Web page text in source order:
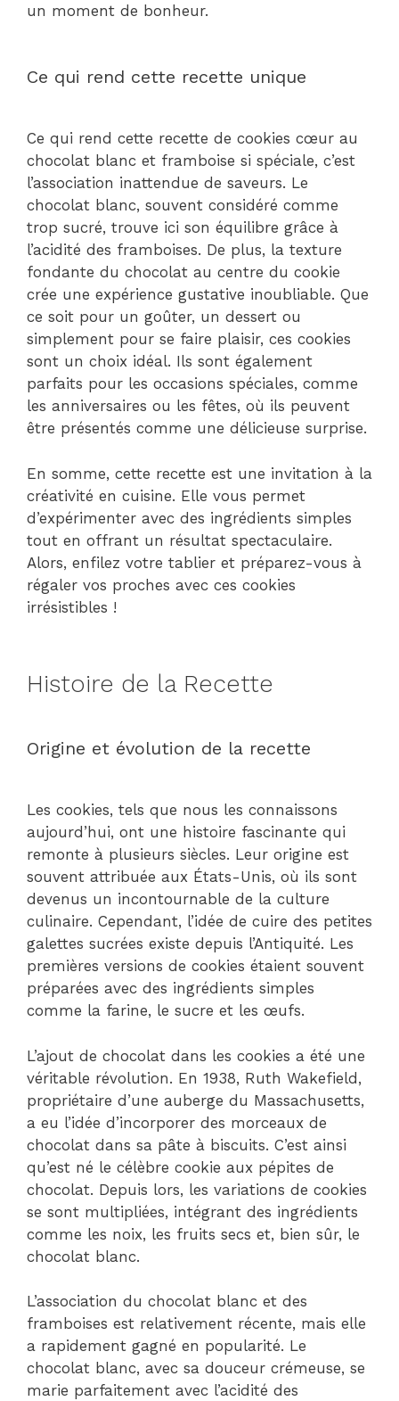
un moment de bonheur.
Ce qui rend cette recette unique
Ce qui rend cette recette de cookies cœur au
chocolat blanc et framboise si spéciale, c’est
l’association inattendue de saveurs. Le
chocolat blanc, souvent considéré comme
trop sucré, trouve ici son équilibre grâce à
l’acidité des framboises. De plus, la texture
fondante du chocolat au centre du cookie
crée une expérience gustative inoubliable. Que
ce soit pour un goûter, un dessert ou
simplement pour se faire plaisir, ces cookies
sont un choix idéal. Ils sont également
parfaits pour les occasions spéciales, comme
les anniversaires ou les fêtes, où ils peuvent
être présentés comme une délicieuse surprise.
En somme, cette recette est une invitation à la
créativité en cuisine. Elle vous permet
d’expérimenter avec des ingrédients simples
tout en offrant un résultat spectaculaire.
Alors, enfilez votre tablier et préparez-vous à
régaler vos proches avec ces cookies
irrésistibles !
Histoire de la Recette
Origine et évolution de la recette
Les cookies, tels que nous les connaissons
aujourd’hui, ont une histoire fascinante qui
remonte à plusieurs siècles. Leur origine est
souvent attribuée aux États-Unis, où ils sont
devenus un incontournable de la culture
culinaire. Cependant, l’idée de cuire des petites
galettes sucrées existe depuis l’Antiquité. Les
premières versions de cookies étaient souvent
préparées avec des ingrédients simples
comme la farine, le sucre et les œufs.
L’ajout de chocolat dans les cookies a été une
véritable révolution. En 1938, Ruth Wakefield,
propriétaire d’une auberge du Massachusetts,
a eu l’idée d’incorporer des morceaux de
chocolat dans sa pâte à biscuits. C’est ainsi
qu’est né le célèbre cookie aux pépites de
chocolat. Depuis lors, les variations de cookies
se sont multipliées, intégrant des ingrédients
comme les noix, les fruits secs et, bien sûr, le
chocolat blanc.
L’association du chocolat blanc et des
framboises est relativement récente, mais elle
a rapidement gagné en popularité. Le
chocolat blanc, avec sa douceur crémeuse, se
marie parfaitement avec l’acidité des